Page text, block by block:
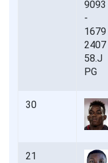
30
21